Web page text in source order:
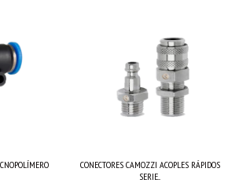
CONECTORES CAMOZZI ACOPLES RÁPIDOS
SERIE...